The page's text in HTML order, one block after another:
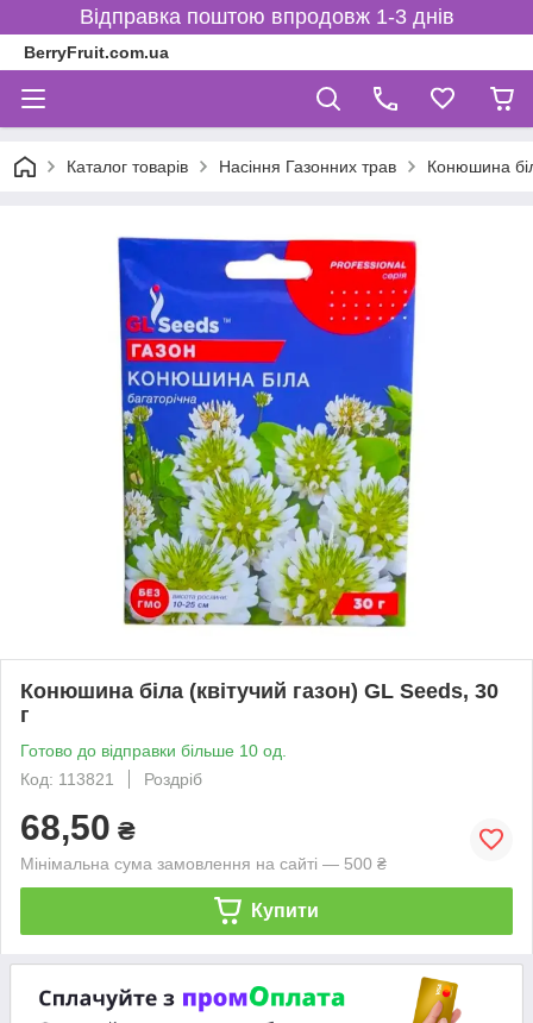
Відправка поштою впродовж 1-3 днів
BerryFruit.com.ua
Каталог товарів Насіння Газонних трав Конюшина
Конюшина біла (квітучий газон) GL Seeds, 30
г
Готово до відправки більше 10 од.
Код: 113821
Роздріб
68,50 ₴
Мінімальна сума замовлення на сайті — 500 ₴
Купити